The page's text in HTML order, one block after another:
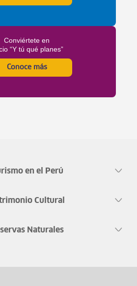
Conviértete en
“Y tú qué planes”
Conoce más
en el Perú
Cultural
Naturales